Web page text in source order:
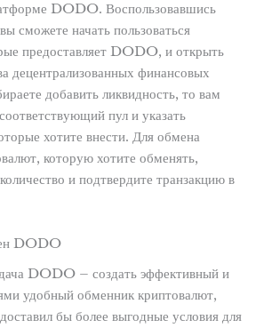
DODO. Воспользовавшись
сможете начать пользоваться
предоставляет DODO, и открыть
децентрализованных финансовых
добавить ликвидность, то вам
пул и указать
хотите внести. Для обмена
которую хотите обменять,
и подтвердите транзакцию в
DODO
DODO – создать эффективный и
удобный обменник криптовалют,
бы более выгодные условия для